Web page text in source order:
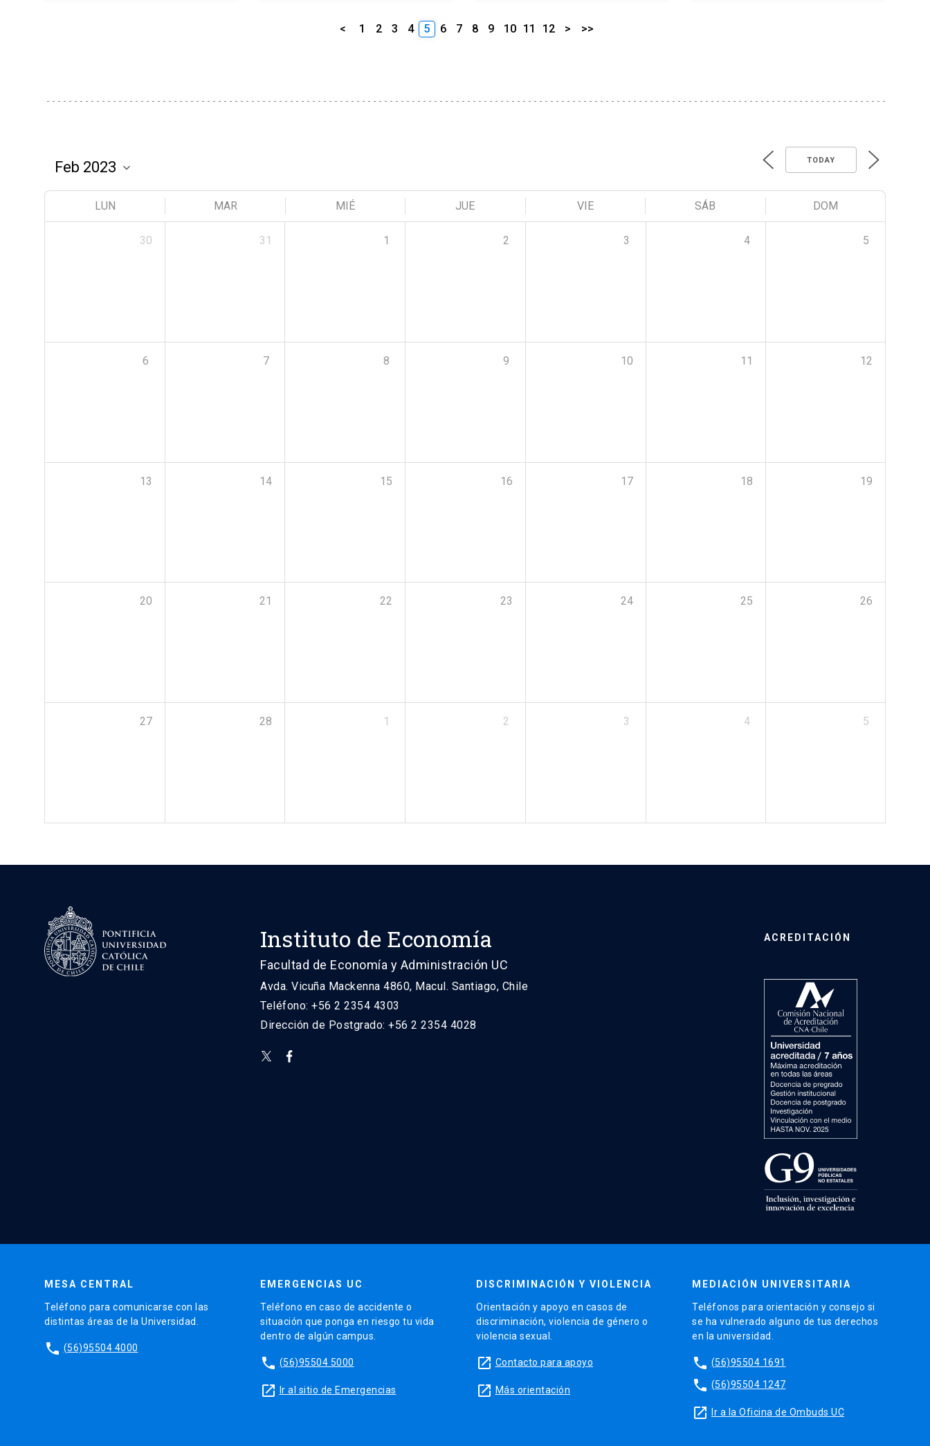
< 1 2 3 4 5 6 7 8 9 10 11 12 > >>
TODAY
LUN MAR MIÉ JUE VIE SÁB DOM
30 31 1 2 3 4 5
6 7 8 9 10 11 12
13 14 15 16 17 18 19
20 21 22 23 24 25 26
27 28 1 2 3 4 5
Instituto de Economía
Facultad de Economía y Administración UC
Avda. Vicuña Mackenna 4860, Macul. Santiago, Chile
Teléfono: +56 2 2354 4303
Dirección de Postgrado: +56 2 2354 4028
ACREDITACIÓN
MESA CENTRAL
Teléfono para comunicarse con las
distintas áreas de la Universidad.
phone (56)95504 4000
EMERGENCIAS UC
Teléfono en caso de accidente o
situación que ponga en riesgo tu vida
dentro de algún campus.
phone (56)95504 5000
launch Ir al sitio de Emergencias
DISCRIMINACIÓN Y VIOLENCIA
Orientación y apoyo en casos de
discriminación, violencia de género o
violencia sexual.
launch Contacto para apoyo
launch Más orientación
MEDIACIÓN UNIVERSITARIA
Teléfonos para orientación y consejo si
se ha vulnerado alguno de tus derechos
en la universidad.
phone (56)95504 1691
phone (56)95504 1247
launch Ir a la Oficina de Ombuds UC